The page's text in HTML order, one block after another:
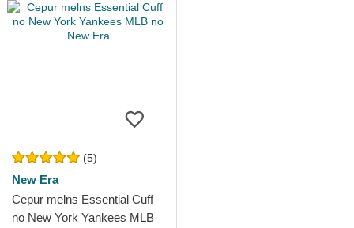
(5)
New Era
Cepur melns Essential Cuff
no New York Yankees MLB